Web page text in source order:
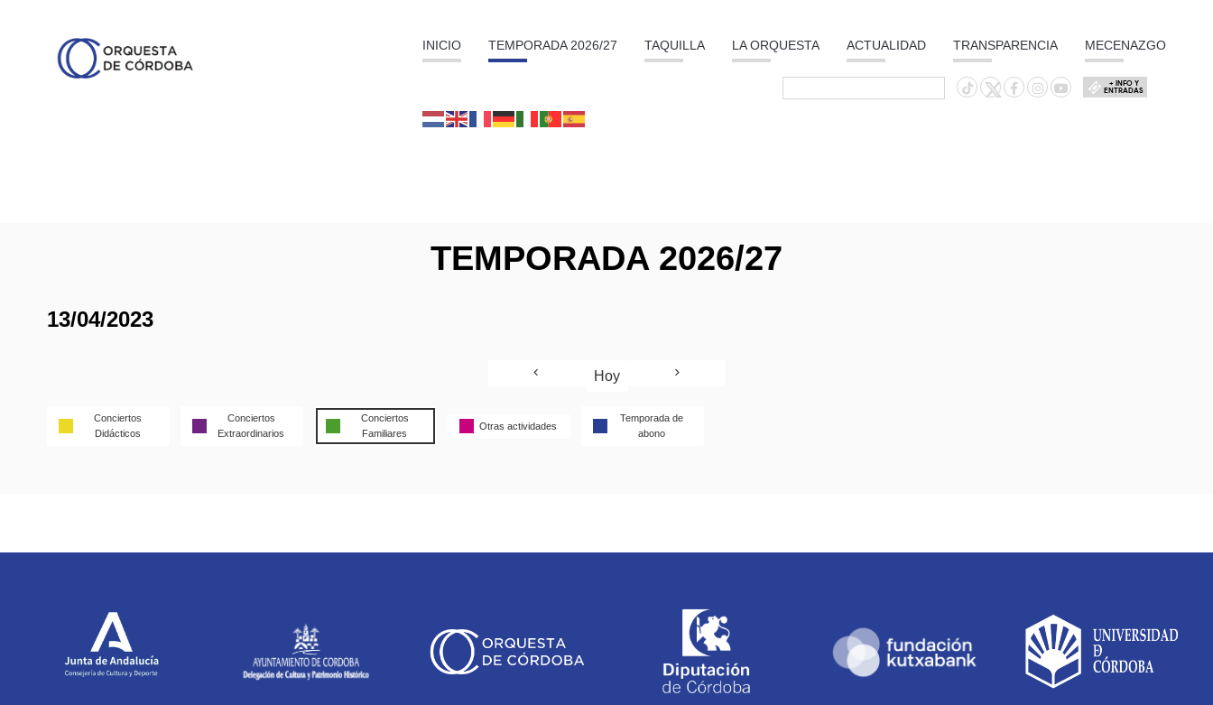
INICIO TEMPORADA 2026/27 TAQUILLA LA ORQUESTA ACTUALIDAD TRANSPARENCIA MECENAZGO
+ INFO Y
ENTRADAS
TEMPORADA 2026/27
13/04/2023
Hoy
Conciertos
Didácticos
Conciertos
Extraordinarios
Conciertos
Familiares
Otras actividades
Temporada de
abono